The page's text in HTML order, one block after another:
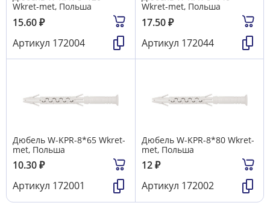
Wkret-met, Польша
15.60₽
Артикул 172004
Wkret-met, Польша
17.50₽
Артикул 172044
Дюбель W-KРR-8*65 Wkret-
met, Польша
10.30₽
Артикул 172001
Дюбель W-KРR-8*80 Wkret-
met, Польша
12₽
Артикул 172002